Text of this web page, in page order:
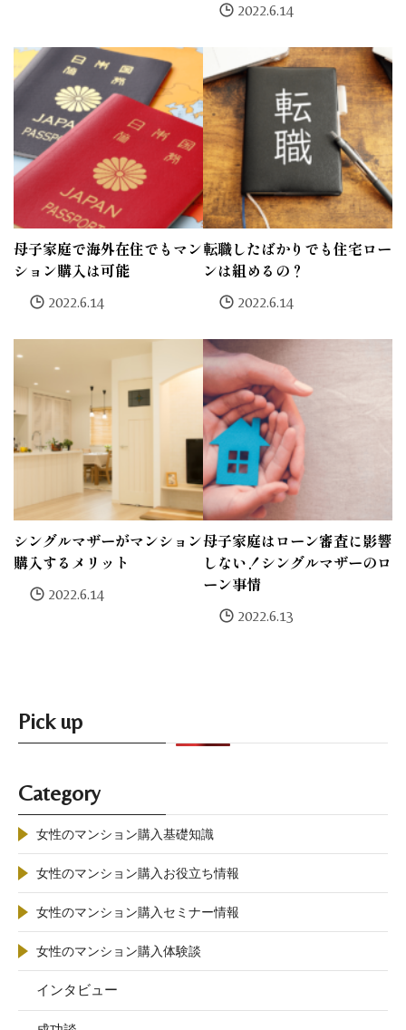
2022.6.14
母子家庭で海外在住でもマン
ション購入は可能
2022.6.14
転職したばかりでも住宅ロー
ンは組めるの？
2022.6.14
シングルマザーがマンション
購入するメリット
2022.6.14
母子家庭はローン審査に影響
しない！シングルマザーのロ
ーン事情
2022.6.13
Pick up
Category
女性のマンション購入基礎知識
女性のマンション購入お役立ち情報
女性のマンション購入セミナー情報
女性のマンション購入体験談
インタビュー